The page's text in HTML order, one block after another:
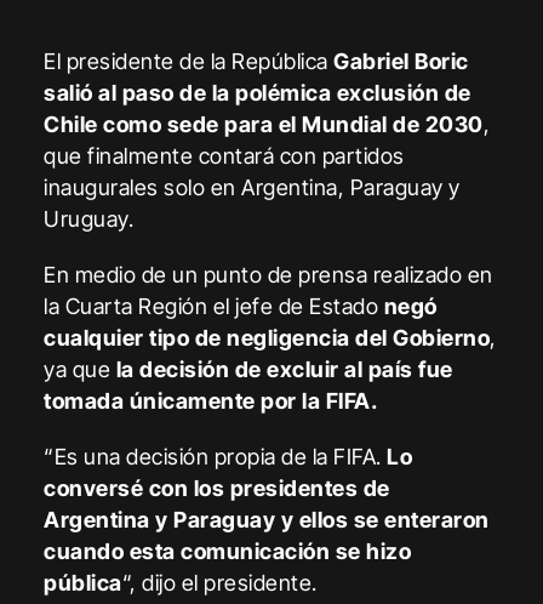
El presidente de la RepúblicaGabriel Boric
salió al paso de la polémica exclusión de
Chile como sede para el Mundial de 2030,
que finalmente contará con partidos
inaugurales solo en Argentina, Paraguay y
Uruguay.
En medio de un punto de prensa realizado en
la Cuarta Región el jefe de Estado negó
cualquier tipo de negligencia del Gobierno,
ya que la decisión de excluir al país fue
tomada únicamente por la FIFA.
“Es una decisión propia de la FIFA.Lo
conversé con los presidentes de
Argentina y Paraguay y ellos se enteraron
cuando esta comunicación se hizo
pública“, dijo el presidente.